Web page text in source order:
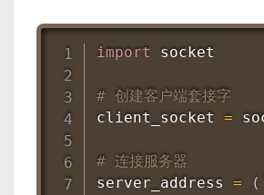
import socket
# 创建客户端套接字
client_socket =
# 连接服务器
server_address = (